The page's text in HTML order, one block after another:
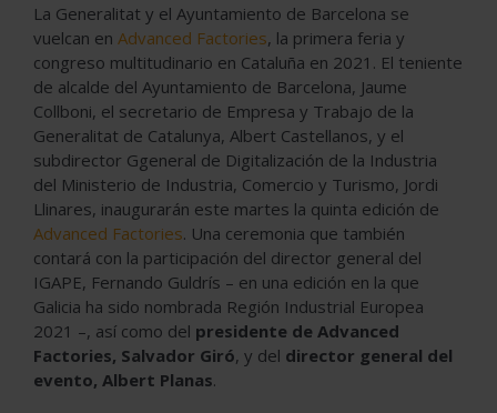
La Generalitat y el Ayuntamiento de Barcelona se
vuelcan en Advanced Factories, la primera feria y
congreso multitudinario en Cataluña en 2021. El teniente
de alcalde del Ayuntamiento de Barcelona, Jaume
Collboni, el secretario de Empresa y Trabajo de la
Generalitat de Catalunya, Albert Castellanos, y el
subdirector Ggeneral de Digitalización de la Industria
del Ministerio de Industria, Comercio y Turismo, Jordi
Llinares, inaugurarán este martes la quinta edición de
Advanced Factories. Una ceremonia que también
contará con la participación del director general del
IGAPE, Fernando Guldrís – en una edición en la que
Galicia ha sido nombrada Región Industrial Europea
2021 –, así como del presidente de Advanced
Factories, Salvador Giró, y del director general del
evento, Albert Planas.